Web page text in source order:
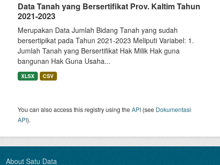
Data Tanah yang Bersertifikat Prov. Kaltim Tahun
2021-2023
Merupakan Data Jumlah Bidang Tanah yang sudah
bersertipikat pada Tahun 2021-2023 Meliputi Variabel: 1.
Jumlah Tanah yang Bersertifikat Hak Milik Hak guna
bangunan Hak Guna Usaha...
XLSX CSV
You can also access this registry using theAPI (see Dokumentasi
API).
About Satu Data